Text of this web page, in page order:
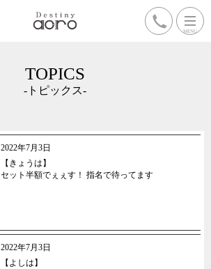
TOPICS
-トピックス-
2022年7月3日
【きょうは】
セット半額でぇぇす！ 指名で待ってます
2022年7月3日
【よしは】